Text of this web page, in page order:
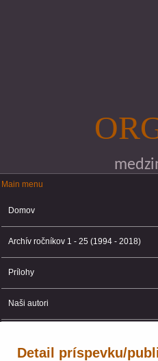
Main menu
Main menu
Domov
Archív ročníkov 1 - 25 (1994 - 2018)
Prílohy
Naši autori
Detail príspevku/